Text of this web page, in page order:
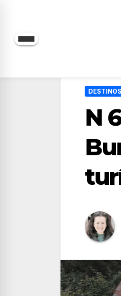
Saltar
N